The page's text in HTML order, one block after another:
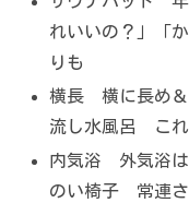
れいいの？」「
りも
横長 横に長め＆
流し水風呂 これ
内気浴 外気浴は
のい椅子 常連さ